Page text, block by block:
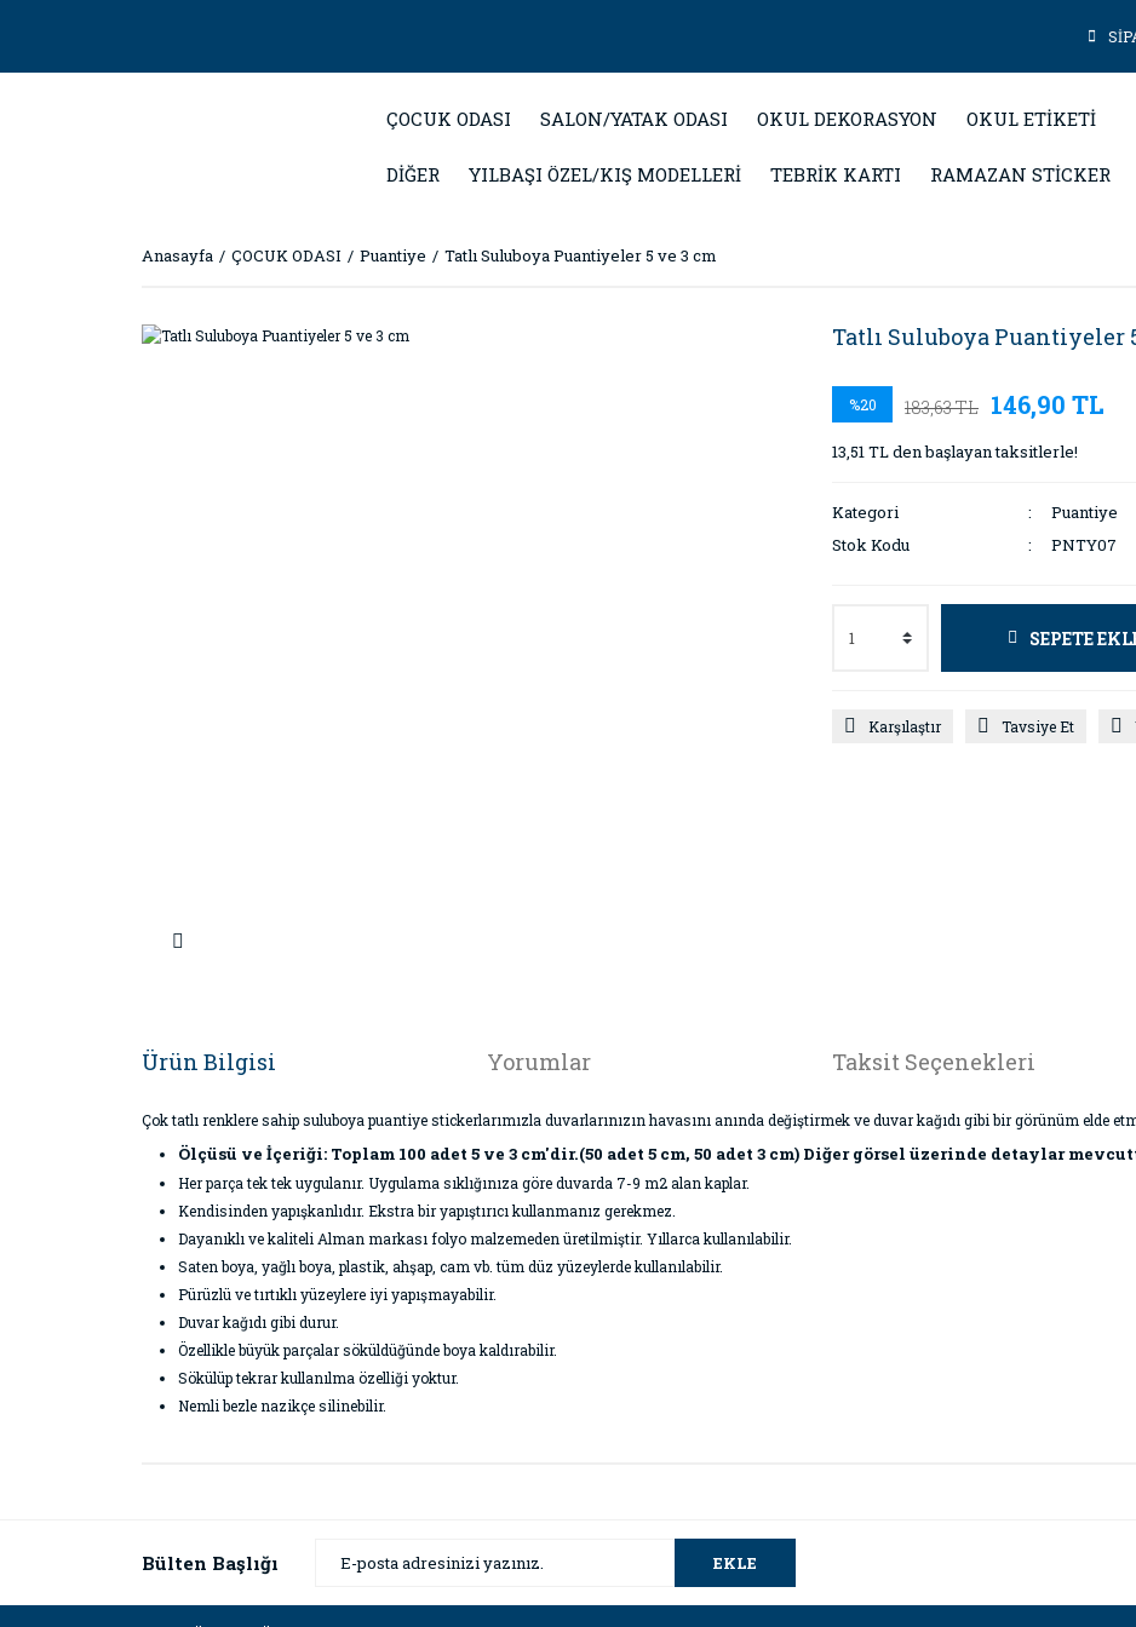
ÇOCUK ODASI SALON/YATAK ODASI OKUL DEKORASYON OKUL ETİKETİ
DİĞER YILBAŞI ÖZEL/KIŞ MODELLERİ TEBRİK KARTI RAMAZAN STİCKER
Anasayfa ÇOCUK ODASI Puantiye Tatlı Suluboya Puantiyeler 5 ve 3 cm
Tatlı Suluboya Puantiyeler
%20 183,63 TL 146,90 TL
13,51 TL den başlayan taksitlerle!
Kategori
Puantiye
Stok Kodu
PNTY07
SEPETE
Karşılaştır Tavsiye Et
Ürün Bilgisi Yorumlar Taksit Seçenekleri
Çok tatlı renklere sahip suluboya puantiye stickerlarımızla duvarlarınızın havasını anında değiştirmek ve duvar kağıdı gibi bir görünüm elde
Ölçüsü ve İçeriği: Toplam 100 adet 5 ve 3 cm'dir.(50 adet 5 cm, 50 adet 3 cm) Diğer görsel üzerinde detaylar
Her parça tek tek uygulanır. Uygulama sıklığınıza göre duvarda 7-9 m2 alan kaplar.
Kendisinden yapışkanlıdır. Ekstra bir yapıştırıcı kullanmanız gerekmez.
Dayanıklı ve kaliteli Alman markası folyo malzemeden üretilmiştir. Yıllarca kullanılabilir.
Saten boya, yağlı boya, plastik, ahşap, cam vb. tüm düz yüzeylerde kullanılabilir.
Pürüzlü ve tırtıklı yüzeylere iyi yapışmayabilir.
Duvar kağıdı gibi durur.
Özellikle büyük parçalar söküldüğünde boya kaldırabilir.
Sökülüp tekrar kullanılma özelliği yoktur.
Nemli bezle nazikçe silinebilir.
Ürün resmi kalitesiz, bozuk veya görüntülenemiyor.
Bülten Başlığı EKLE